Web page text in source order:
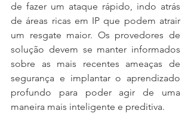
de fazer um ataque rápido, indo atrás
de áreas ricas em IP que podem atrair
um resgate maior. Os provedores de
solução devem se manter informados
sobre as mais recentes ameaças de
segurança e implantar o aprendizado
profundo para poder agir de uma
maneira mais inteligente e preditiva.